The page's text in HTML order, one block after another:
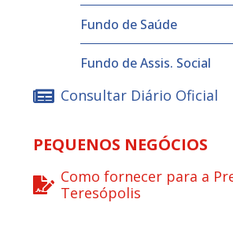
Fundo de Saúde
Fundo de Assis. Social
Consultar Diário Oficial
PEQUENOS NEGÓCIOS
Como fornecer para a
Teresópolis